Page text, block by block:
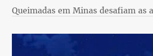
Queimadas em Minas desafiam as